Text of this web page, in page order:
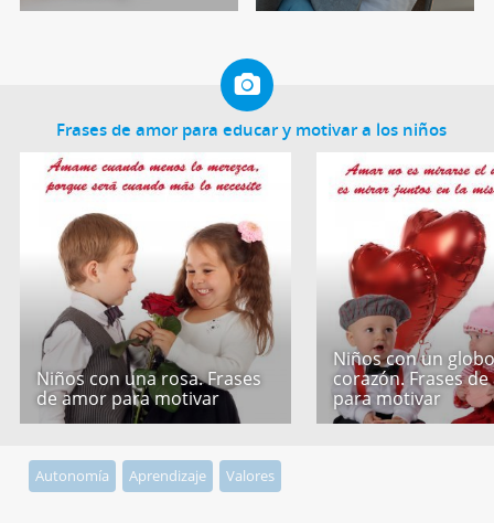
Frases de amor para educar y motivar a los niños
Niños con una rosa. Frases
de amor para motivar
Niños con un
corazón. Frases
para motivar
Autonomía Aprendizaje Valores